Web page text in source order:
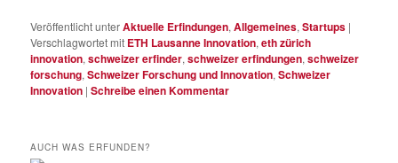
Veröffentlicht unterAktuelle Erfindungen,Allgemeines,Startups |
Verschlagwortet mit ETH Lausanne Innovation,eth zürich
innovation,schweizer erfinder,schweizer erfindungen,schweizer
forschung,Schweizer Forschung und Innovation,Schweizer
Innovation |Schreibe einen Kommentar
AUCH WAS ERFUNDEN?